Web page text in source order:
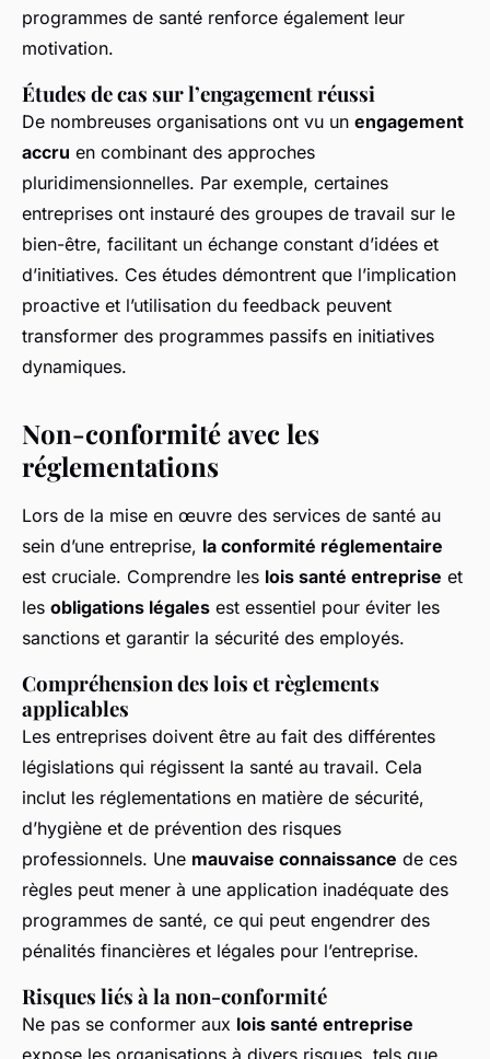
programmes de santé renforce également leur
motivation.
Études de cas sur l’engagement réussi
De nombreuses organisations ont vu un engagement
accru en combinant des approches
pluridimensionnelles. Par exemple, certaines
entreprises ont instauré des groupes de travail sur le
bien-être, facilitant un échange constant d’idées et
d’initiatives. Ces études démontrent que l’implication
proactive et l’utilisation du feedback peuvent
transformer des programmes passifs en initiatives
dynamiques.
Non-conformité avec les
réglementations
Lors de la mise en œuvre des services de santé au
sein d’une entreprise, la conformité réglementaire
est cruciale. Comprendre les lois santé entreprise et
les obligations légales est essentiel pour éviter les
sanctions et garantir la sécurité des employés.
Compréhension des lois et règlements
applicables
Les entreprises doivent être au fait des différentes
législations qui régissent la santé au travail. Cela
inclut les réglementations en matière de sécurité,
d’hygiène et de prévention des risques
professionnels. Une mauvaise connaissance de ces
règles peut mener à une application inadéquate des
programmes de santé, ce qui peut engendrer des
pénalités financières et légales pour l’entreprise.
Risques liés à la non-conformité
Ne pas se conformer aux lois santé entreprise